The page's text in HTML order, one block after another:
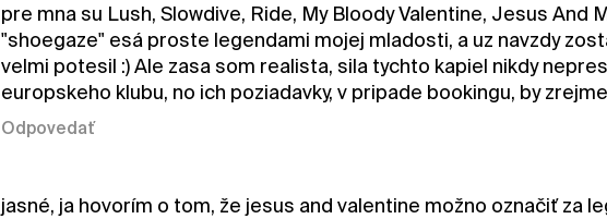
pre mna su Lush, Slowdive, Ride, My Bloody Valentine, Jesus And
"shoegaze" esá proste legendami mojej mladosti, a uz navzdy
velmi potesil :) Ale zasa som realista, sila tychto kapiel nikdy
europskeho klubu, no ich poziadavky, v pripade bookingu, by
Odpovedať
jasné, ja hovorím o tom, že jesus and valentine možno označiť za